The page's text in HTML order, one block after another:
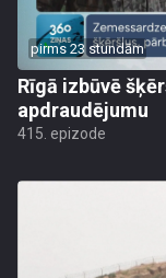
pirms 23 stundām
Rīgā izbūvē
apdraudējumu
415. epizode